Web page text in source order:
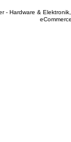
- Hardware &